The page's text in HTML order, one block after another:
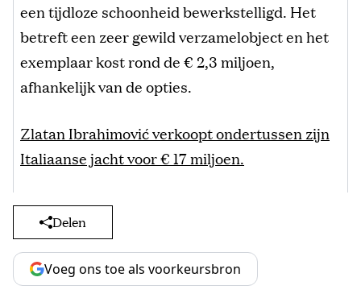
een tijdloze schoonheid bewerkstelligd. Het
betreft een zeer gewild verzamelobject en het
exemplaar kost rond de € 2,3 miljoen,
afhankelijk van de opties.
Zlatan Ibrahimović verkoopt ondertussen zijn
Italiaanse jacht voor € 17 miljoen.
Delen
Voeg ons toe als voorkeursbron